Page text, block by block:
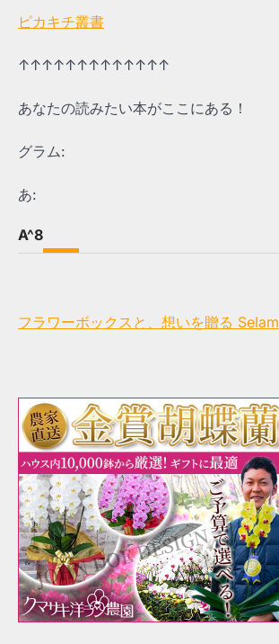
ピカキチ叢書
↑↑↑↑↑↑↑↑↑↑↑↑↑
あなたの読みたい本がここにある！
グラム:
あ:
A^8
フラワーボックスと、想いを贈る Selam